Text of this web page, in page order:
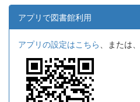
アプリで図書館利用
アプリの設定はこちら、または